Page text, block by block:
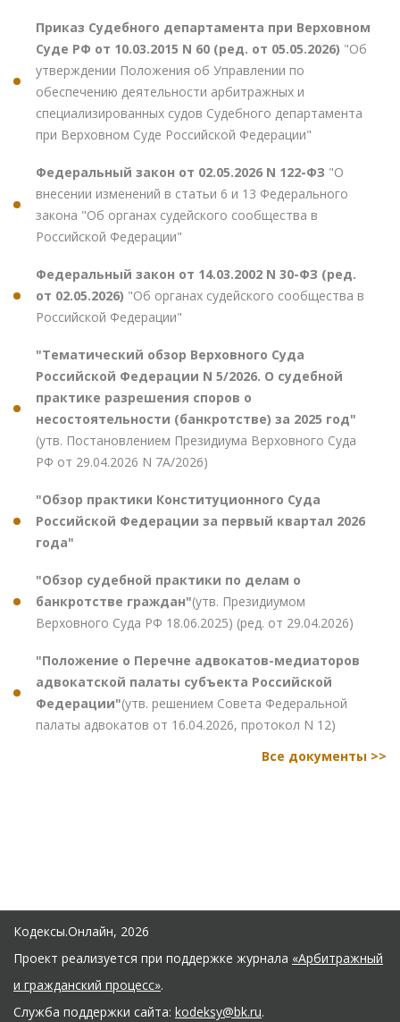
Приказ Судебного департамента при Верховном
Суде РФ от 10.03.2015 N 60 (ред. от 05.05.2026) "Об
утверждении Положения об Управлении по
обеспечению деятельности арбитражных и
специализированных судов Судебного департамента
при Верховном Суде Российской Федерации"
Федеральный закон от 02.05.2026 N 122-ФЗ "О
внесении изменений в статьи 6 и 13 Федерального
закона "Об органах судейского сообщества в
Российской Федерации"
Федеральный закон от 14.03.2002 N 30-ФЗ (ред.
от 02.05.2026) "Об органах судейского сообщества в
Российской Федерации"
"Тематический обзор Верховного Суда
Российской Федерации N 5/2026. О судебной
практике разрешения споров о
несостоятельности (банкротстве) за 2025 год"
(утв. Постановлением Президиума Верховного Суда
РФ от 29.04.2026 N 7А/2026)
"Обзор практики Конституционного Суда
Российской Федерации за первый квартал 2026
года"
"Обзор судебной практики по делам о
банкротстве граждан"(утв. Президиумом
Верховного Суда РФ 18.06.2025) (ред. от 29.04.2026)
"Положение о Перечне адвокатов-медиаторов
адвокатской палаты субъекта Российской
Федерации"(утв. решением Совета Федеральной
палаты адвокатов от 16.04.2026, протокол N 12)
Все документы >>
Кодексы.Онлайн, 2026
Проект реализуется при поддержке журнала «Арбитражный
и гражданский процесс».
Служба поддержки сайта: kodeksy@bk.ru.